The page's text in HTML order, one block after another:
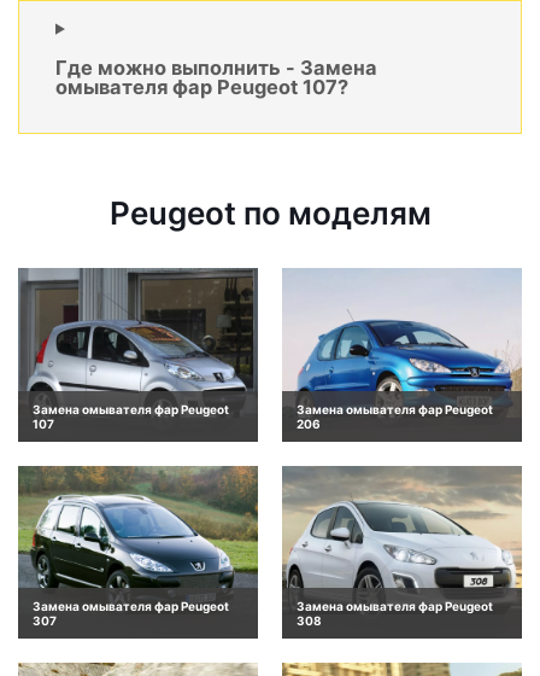
Где можно выполнить - Замена
омывателя фар Peugeot 107?
Peugeot по моделям
Замена омывателя фар Peugeot
107
Замена омывателя фар Peugeot
206
Замена омывателя фар Peugeot
307
Замена омывателя фар Peugeot
308